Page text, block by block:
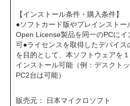
【インストール条件・購入条件】
●ソフトカード版やプレインスト
Open License製品を同一のPCにイ
可●ライセンスを取得したデバイス
を目的として、本ソフトウェアを
インストール可能（例：デスクト
PC2台は可能）
販売元： 日本マイクロソフト